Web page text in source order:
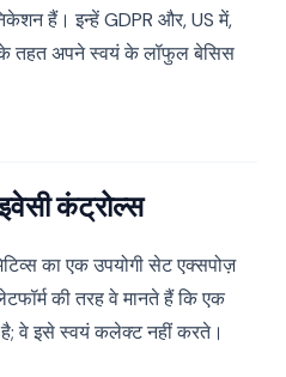
हैं। इन्हें GDPR और, US में,
तहत अपने स्वयं के लॉफुल बेसिस
कंट्रोल्स
का एक उपयोगी सेट एक्सपोज़
की तरह वे मानते हैं कि एक
है; वे इसे स्वयं कलेक्ट नहीं करते।